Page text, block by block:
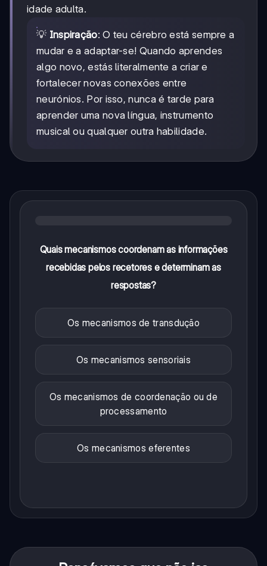
idade adulta.
💡 Inspiração: O teu cérebro está sempre a
mudar e a adaptar-se! Quando aprendes
algo novo, estás literalmente a criar e
fortalecer novas conexões entre
neurónios. Por isso, nunca é tarde para
aprender uma nova língua, instrumento
musical ou qualquer outra habilidade.
Quais mecanismos coordenam as informações
recebidas pelos recetores e determinam as
respostas?
Os mecanismos de transdução
Os mecanismos sensoriais
Os mecanismos de coordenação ou de
processamento
Os mecanismos eferentes